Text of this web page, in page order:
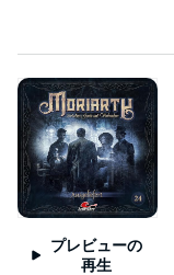
プレビューの
再生